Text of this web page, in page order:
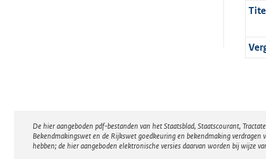
Disclaimer
De hier aangeboden pdf-bestanden van het Staatsblad, Staatscourant,
Bekendmakingswet en de Rijkswet goedkeuring en bekendmaking
hebben; de hier aangeboden elektronische versies daarvan worden bij wijze